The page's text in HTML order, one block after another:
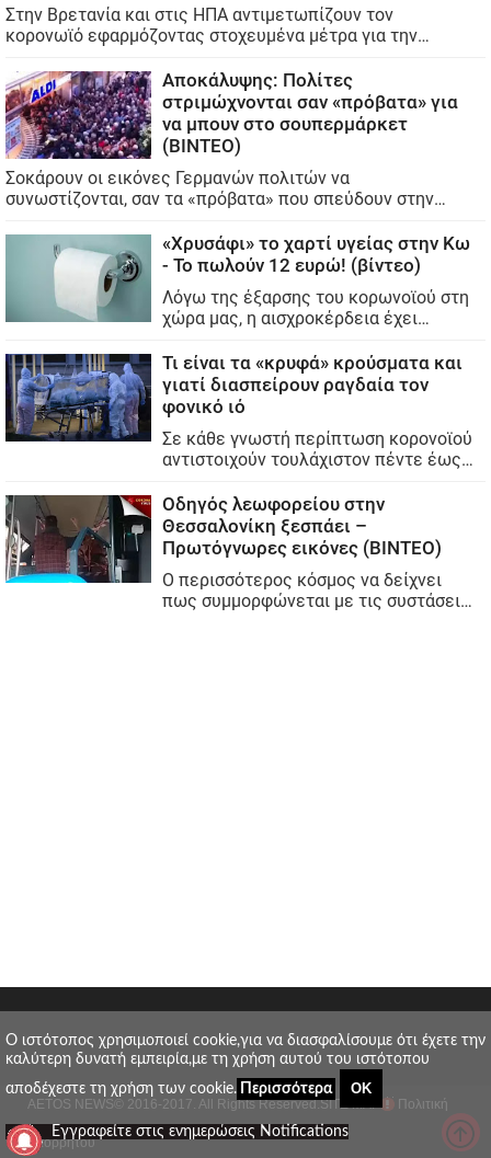
AETOS NEWS © 2016-2017. All Rights Reserved.SITE MAP Πολιτική
απορρήτου
O ιστότοπος χρησιμοποιεί cookie,για να διασφαλίσουμε ότι έχετε την
καλύτερη δυνατή εμπειρία,με τη χρήση αυτού του ιστότοπου
αποδέχεστε τη χρήση των cookie.
Περισσότερα ΟΚ
_ Εγγραφείτε στις ενημερώσεις Notifications